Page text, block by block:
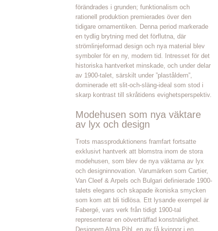
förändrades i grunden; funktionalism och
rationell produktion premierades över den
tidigare ornamentiken. Denna period markerade
en tydlig brytning med det förflutna, där
strömlinjeformad design och nya material blev
symboler för en ny, modern tid. Intresset för det
historiska hantverket minskade, och under delar
av 1900-talet, särskilt under ”plaståldern”,
dominerade ett slit-och-släng-ideal som stod i
skarp kontrast till skråtidens evighetsperspektiv.
Modehusen som nya väktare
av lyx och design
Trots massproduktionens framfart fortsatte
exklusivt hantverk att blomstra inom de stora
modehusen, som blev de nya väktarna av lyx
och designinnovation. Varumärken som Cartier,
Van Cleef & Arpels och Bulgari definierade 1900-
talets elegans och skapade ikoniska smycken
som kom att bli tidlösa. Ett lysande exempel är
Fabergé, vars verk från tidigt 1900-tal
representerar en oöverträffad konstnärlighet.
Designern Alma Pihl, en av få kvinnor i en